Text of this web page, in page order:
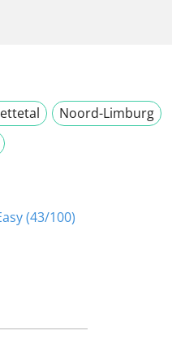
Noord-Limburg
(43/100)